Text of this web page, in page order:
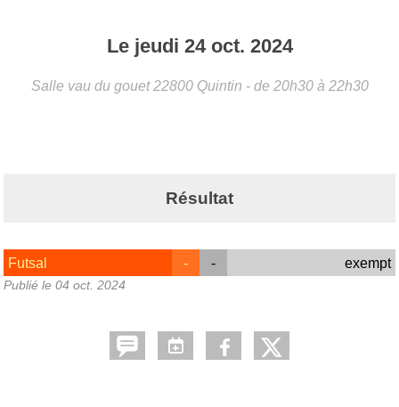
Le jeudi 24 oct. 2024
Salle vau du gouet 22800 Quintin - de 20h30 à 22h30
Résultat
Futsal - - exempt
Publié le 04 oct. 2024